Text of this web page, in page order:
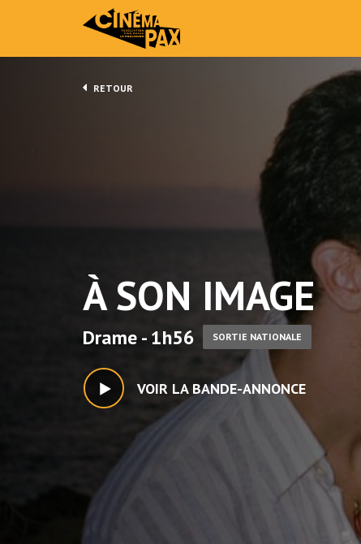
RETOUR
À SON IMAGE
Drame - 1h56 SORTIE NATIONALE
VOIR LA BANDE-ANNONCE